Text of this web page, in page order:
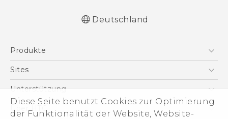
Diese Seite benutzt Cookies zur Optimierung
der Funktionalität der Website, Website-
English - User manual
Deutschland
Produkte
Smartphones
VIVE
Zubehör
Sites
HTC Dev
HTC Vive
Unterstützung
Unterstützung
Über HTC